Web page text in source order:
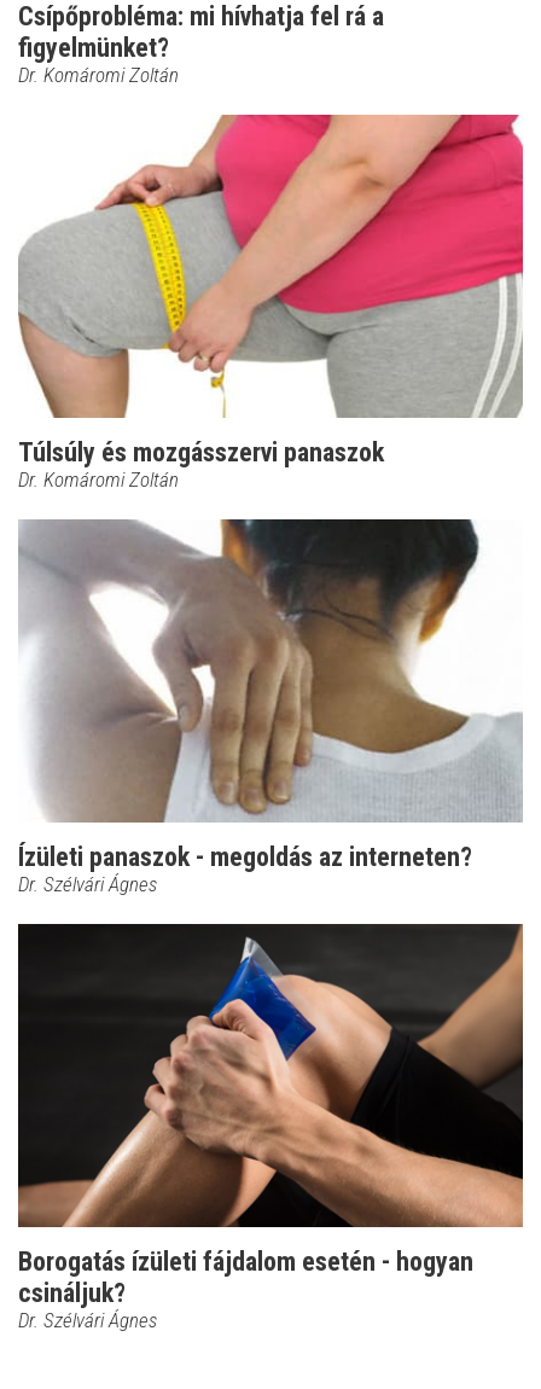
Csípőprobléma: mi hívhatja fel rá a
figyelmünket?
Dr. Komáromi Zoltán
Túlsúly és mozgásszervi panaszok
Dr. Komáromi Zoltán
Ízületi panaszok - megoldás az interneten?
Dr. Szélvári Ágnes
Borogatás ízületi fájdalom esetén - hogyan
csináljuk?
Dr. Szélvári Ágnes